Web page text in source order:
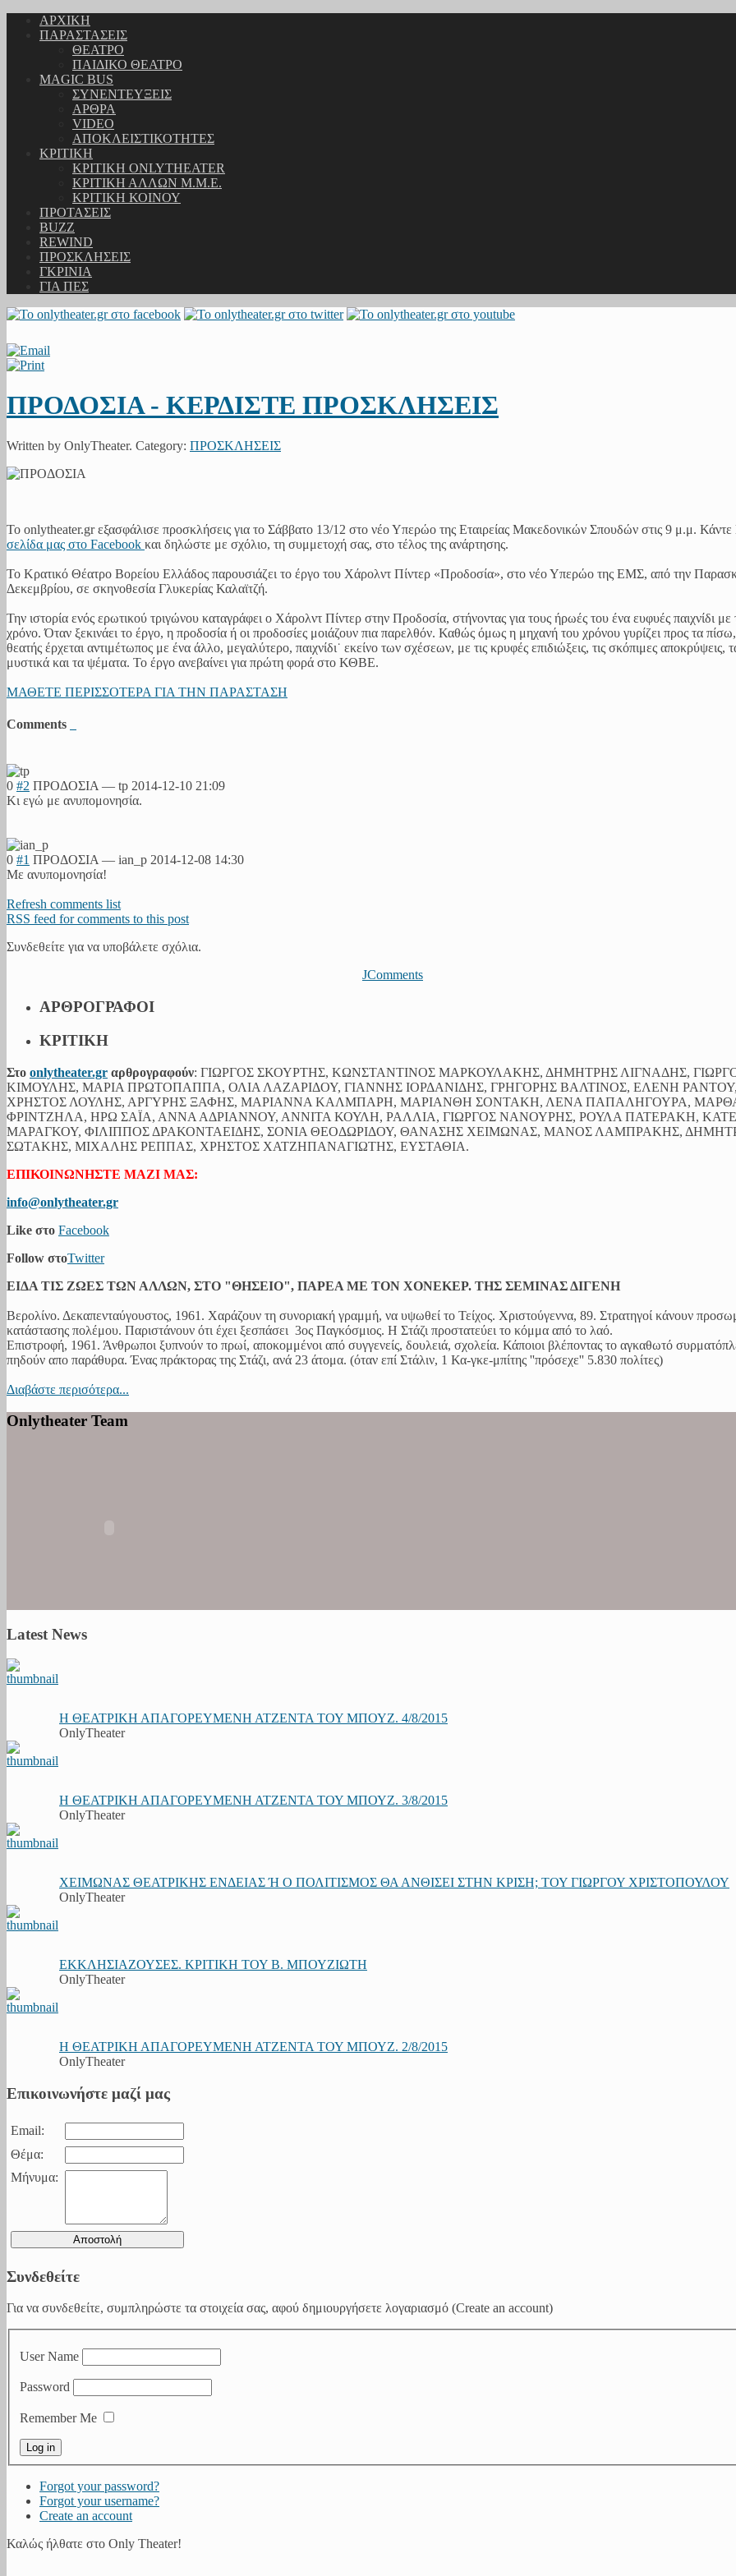
ΑΡΧΙΚΗ
ΠΑΡΑΣΤΑΣΕΙΣ
ΘΕΑΤΡΟ
ΠΑΙΔΙΚΟ ΘΕΑΤΡΟ
MAGIC BUS
ΣΥΝΕΝΤΕΥΞΕΙΣ
ΑΡΘΡΑ
VIDEO
ΑΠΟΚΛΕΙΣΤΙΚΟΤΗΤΕΣ
ΚΡΙΤΙΚΗ
ΚΡΙΤΙΚΗ ONLYTHEATER
ΚΡΙΤΙΚΗ ΑΛΛΩΝ Μ.Μ.Ε.
ΚΡΙΤΙΚΗ ΚΟΙΝΟΥ
ΠΡΟΤΑΣΕΙΣ
BUZZ
REWIND
ΠΡΟΣΚΛΗΣΕΙΣ
ΓΚΡΙΝΙΑ
ΓΙΑ ΠΕΣ
ΠΡΟΔΟΣΙΑ - ΚΕΡΔΙΣΤΕ ΠΡΟΣΚΛΗΣΕΙΣ
Written by OnlyTheater. Category: ΠΡΟΣΚΛΗΣΕΙΣ
Το οnlytheater.gr εξασφάλισε προσκλήσεις για το Σάββατο 13/12 στο νέο Υπερώο της Εταιρείας Μακεδονικών Σπουδών στις 9 μ.μ.
σελίδα μας στο Facebook και δηλώστε με σχόλιο, τη συμμετοχή σας, στο τέλος της ανάρτησης.
Το Κρατικό Θέατρο Βορείου Ελλάδος παρουσιάζει το έργο του Χάρολντ Πίντερ «Προδοσία», στο νέο Υπερώο της ΕΜΣ, από την
Δεκεμβρίου, σε σκηνοθεσία Γλυκερίας Καλαϊτζή.
Την ιστορία ενός ερωτικού τριγώνου καταγράφει ο Χάρολντ Πίντερ στην Προδοσία, στήνοντας για τους ήρωές του ένα ευφυές παιχνίδι με
χρόνο. Όταν ξεκινάει το έργο, η προδοσία ή οι προδοσίες μοιάζουν πια παρελθόν. Καθώς όμως η μηχανή του χρόνου γυρίζει προς τα
θεατής έρχεται αντιμέτωπος με ένα άλλο, μεγαλύτερο, παιχνίδι˙ εκείνο των σχέσεων, με τις κρυφές επιδιώξεις, τις σκόπιμες αποκρύψεις,
μυστικά και τα ψέματα. Το έργο ανεβαίνει για πρώτη φορά στο ΚΘΒΕ.
ΜΑΘΕΤΕ ΠΕΡΙΣΣΟΤΕΡΑ ΓΙΑ ΤΗΝ ΠΑΡΑΣΤΑΣΗ
Comments
0 #2 ΠΡΟΔΟΣΙΑ— tp 2014-12-10 21:09
Κι εγώ με ανυπομονησία.
0 #1 ΠΡΟΔΟΣΙΑ— ian_p 2014-12-08 14:30
Με ανυπομονησία!
Refresh comments list
RSS feed for comments to this post
Συνδεθείτε για να υποβάλετε σχόλια.
JComments
ΑΡΘΡΟΓΡΑΦΟΙ
ΚΡΙΤΙΚΗ
Στο onlytheater.gr αρθρογραφούν: ΓΙΩΡΓΟΣ ΣΚΟΥΡΤΗΣ, ΚΩΝΣΤΑΝΤΙΝΟΣ ΜΑΡΚΟΥΛΑΚΗΣ, ΔΗΜΗΤΡΗΣ ΛΙΓΝΑΔΗΣ,
ΚΙΜΟΥΛΗΣ, ΜΑΡΙΑ ΠΡΩΤΟΠΑΠΠΑ, ΟΛΙΑ ΛΑΖΑΡΙΔΟΥ, ΓΙΑΝΝΗΣ ΙΟΡΔΑΝΙΔΗΣ, ΓΡΗΓΟΡΗΣ ΒΑΛΤΙΝΟΣ, ΕΛΕΝΗ ΡΑΝΤΟΥ,
ΧΡΗΣΤΟΣ ΛΟΥΛΗΣ, ΑΡΓΥΡΗΣ ΞΑΦΗΣ, ΜΑΡΙΑΝΝΑ ΚΑΛΜΠΑΡΗ, ΜΑΡΙΑΝΘΗ ΣΟΝΤΑΚΗ, ΛΕΝΑ ΠΑΠΑΛΗΓΟΥΡΑ,
ΦΡΙΝΤΖΗΛΑ, ΗΡΩ ΣΑΪΑ, ΑΝΝΑ ΑΔΡΙΑΝΝΟΥ, ΑΝΝΙΤΑ ΚΟΥΛΗ, ΡΑΛΛΙΑ, ΓΙΩΡΓΟΣ ΝΑΝΟΥΡΗΣ, ΡΟΥΛΑ ΠΑΤΕΡΑΚΗ,
ΜΑΡΑΓΚΟΥ, ΦΙΛΙΠΠΟΣ ΔΡΑΚΟΝΤΑΕΙΔΗΣ, ΣΟΝΙΑ ΘΕΟΔΩΡΙΔΟΥ, ΘΑΝΑΣΗΣ ΧΕΙΜΩΝΑΣ, ΜΑΝΟΣ ΛΑΜΠΡΑΚΗΣ,
ΣΩΤΑΚΗΣ, ΜΙΧΑΛΗΣ ΡΕΠΠΑΣ, ΧΡΗΣΤΟΣ ΧΑΤΖΗΠΑΝΑΓΙΩΤΗΣ, ΕΥΣΤΑΘΙΑ.
ΕΠΙΚΟΙΝΩΝΗΣΤΕ ΜΑΖΙ ΜΑΣ:
info@onlytheater.gr
Like στο Facebook
Follow στοTwitter
ΕΙΔΑ ΤΙΣ ΖΩΕΣ ΤΩΝ ΑΛΛΩΝ, ΣΤΟ "ΘΗΣΕΙΟ", ΠΑΡΕΑ ΜΕ ΤΟΝ ΧΟΝΕΚΕΡ. ΤΗΣ ΣΕΜΙΝΑΣ ΔΙΓΕΝΗ
Βερολίνο. Δεκαπενταύγουστος, 1961. Χαράζουν τη συνοριακή γραμμή, να υψωθεί το Τείχος. Χριστούγεννα, 89. Στρατηγοί κάνουν
κατάστασης πολέμου. Παριστάνουν ότι έχει ξεσπάσει 3ος Παγκόσμιος. Η Στάζι προστατεύει το κόμμα από το λαό.
Επιστροφή, 1961. Άνθρωποι ξυπνούν το πρωί, αποκομμένοι από συγγενείς, δουλειά, σχολεία. Κάποιοι βλέποντας το αγκαθωτό
πηδούν απο παράθυρα. Ένας πράκτορας της Στάζι, ανά 23 άτομα. (όταν επί Στάλιν, 1 Κα-γκε-μπίτης ''πρόσεχε'' 5.830 πολίτες)
Διαβάστε περισότερα...
Onlytheater Team
Latest News
Η ΘΕΑΤΡΙΚΗ ΑΠΑΓΟΡΕΥΜΕΝΗ ΑΤΖΕΝΤΑ ΤΟΥ ΜΠΟΥΖ. 4/8/2015
OnlyTheater
Η ΘΕΑΤΡΙΚΗ ΑΠΑΓΟΡΕΥΜΕΝΗ ΑΤΖΕΝΤΑ ΤΟΥ ΜΠΟΥΖ. 3/8/2015
OnlyTheater
ΧΕΙΜΩΝΑΣ ΘΕΑΤΡΙΚΗΣ ΕΝΔΕΙΑΣ Ή Ο ΠΟΛΙΤΙΣΜΟΣ ΘΑ ΑΝΘΙΣΕΙ ΣΤΗΝ ΚΡΙΣΗ; ΤΟΥ ΓΙΩΡΓΟΥ ΧΡΙΣΤΟΠΟΥΛΟΥ
OnlyTheater
ΕΚΚΛΗΣΙΑΖΟΥΣΕΣ. ΚΡΙΤΙΚΗ ΤΟΥ Β. ΜΠΟΥΖΙΩΤΗ
OnlyTheater
Η ΘΕΑΤΡΙΚΗ ΑΠΑΓΟΡΕΥΜΕΝΗ ΑΤΖΕΝΤΑ ΤΟΥ ΜΠΟΥΖ. 2/8/2015
OnlyTheater
Επικοινωνήστε μαζί μας
Email:
Θέμα:
Μήνυμα:
Συνδεθείτε
Για να συνδεθείτε, συμπληρώστε τα στοιχεία σας, αφού δημιουργήσετε λογαριασμό (Create an account)
User Name
Password
Remember Me
Forgot your password?
Forgot your username?
Create an account
Καλώς ήλθατε στο Only Theater!